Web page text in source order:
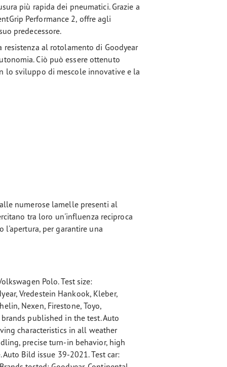
più rapida dei pneumatici. Grazie a
Performance 2, offre agli
predecessore.
al rotolamento di Goodyear
Ciò può essere ottenuto
lo sviluppo di mescole innovative e la
numerose lamelle presenti al
tra loro un'influenza reciproca
l'apertura, per garantire una
Polo. Test size:
Vredestein Hankook, Kleber,
Nexen, Firestone, Toyo,
published in the test. Auto
characteristics in all weather
precise turn-in behavior, high
Bild issue 39-2021. Test car: